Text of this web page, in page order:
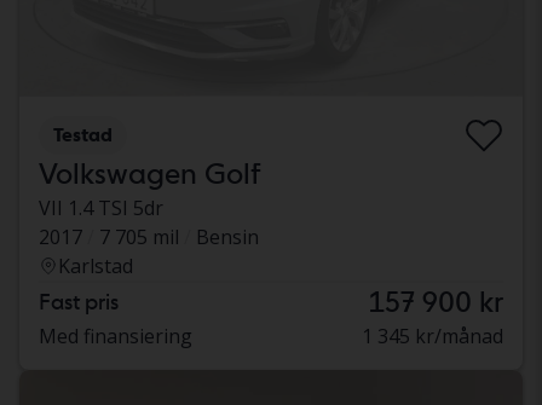
Testad
Volkswagen Golf
VII 1.4 TSI 5dr
2017
7 705 mil
Bensin
Karlstad
Fast pris 157 900 kr
Med finansiering 1 345 kr/månad